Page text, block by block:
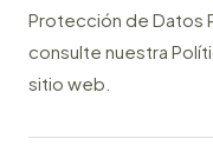
Protección de Datos
consulte nuestra
sitio web.